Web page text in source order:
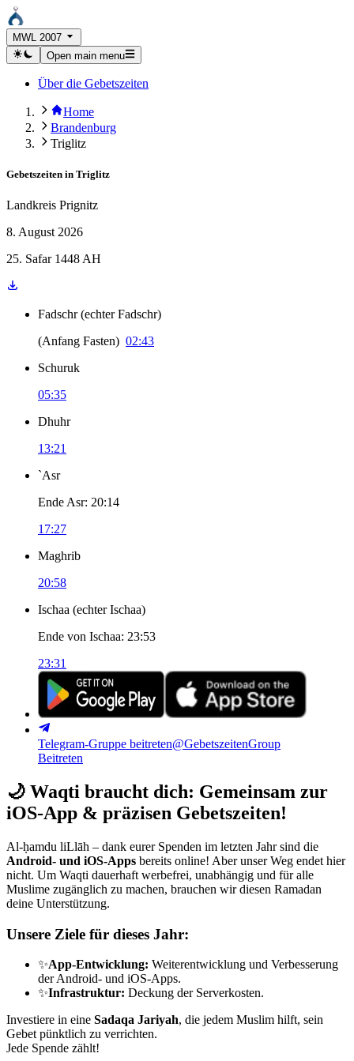
MWL 2007
Open main menu
Über die Gebetszeiten
Home
Brandenburg
Triglitz
Gebetszeiten in Triglitz
Landkreis Prignitz
8. August 2026
25. Safar 1448 AH
Fadschr (echter Fadschr)
(Anfang Fasten) 02:43
Schuruk
05:35
Dhuhr
13:21
`Asr
Ende Asr: 20:14
17:27
Maghrib
20:58
Ischaa (echter Ischaa)
Ende von Ischaa: 23:53
23:31
Telegram-Gruppe beitreten@GebetszeitenGroup
Beitreten
🌙 Waqti braucht dich: Gemeinsam zur
iOS-App & präzisen Gebetszeiten!
Al-ḥamdu liLlāh – dank eurer Spenden im letzten Jahr sind die
Android- und iOS-Apps bereits online! Aber unser Weg endet hier
nicht. Um Waqti dauerhaft werbefrei, unabhängig und für alle
Muslime zugänglich zu machen, brauchen wir diesen Ramadan
deine Unterstützung.
Unsere Ziele für dieses Jahr:
✨App-Entwicklung: Weiterentwicklung und Verbesserung
der Android- und iOS-Apps.
✨Infrastruktur: Deckung der Serverkosten.
Investiere in eine Sadaqa Jariyah, die jedem Muslim hilft, sein
Gebet pünktlich zu verrichten.
Jede Spende zählt!